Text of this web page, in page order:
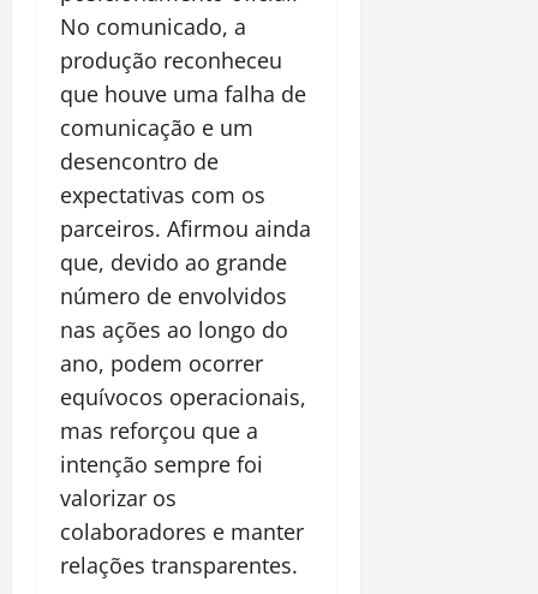
No comunicado, a
produção reconheceu
que houve uma falha de
comunicação e um
desencontro de
expectativas com os
parceiros. Afirmou ainda
que, devido ao grande
número de envolvidos
nas ações ao longo do
ano, podem ocorrer
equívocos operacionais,
mas reforçou que a
intenção sempre foi
valorizar os
colaboradores e manter
relações transparentes.